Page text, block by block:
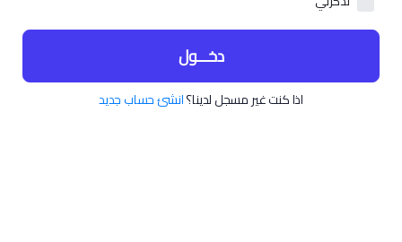
دخـــول
اذا كنت غير مسجل لدينا؟انشئ حساب جديد